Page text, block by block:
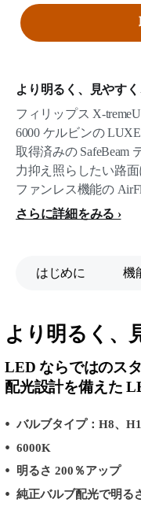
より明るく、見やすく
フィリップス X-
6000 ケルビンの
取得済みの SafeBeam
力抑え照らしたい路面
ファンレス機能の
さらに詳細をみる
はじめに 機
より明るく、
LED ならではのス
配光設計を備えた
バルブタイプ：H8、
6000K
明るさ 200％アップ
純正バルブ配光で明る